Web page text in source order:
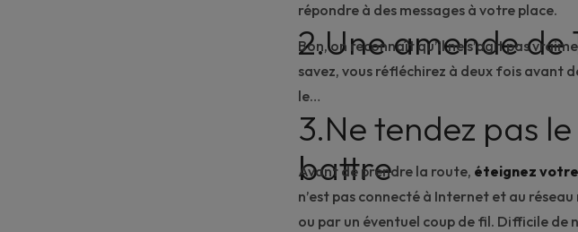
répondre à des messages à votre place.
2.Une amende de
Bon, on reconnaît qu’il ne s’agit pas
savez, vous réfléchirez à deux fois avant
le…
3.Ne tendez pas
battre
Avant de prendre la route, éteignez
n’est pas connecté à Internet et au
ou par un éventuel coup de fil. Difficile de